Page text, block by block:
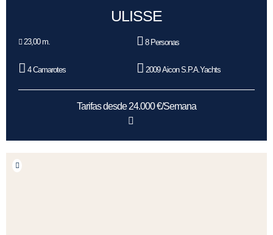
ULISSE
23,00 m. 8 Personas
4 Camarotes 2009 Aicon S.P.A.Yachts
Tarifas desde 24.000 €/Semana